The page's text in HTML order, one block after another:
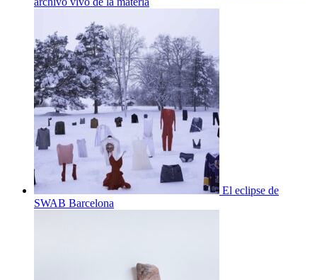
El eclipse de
SWAB Barcelona